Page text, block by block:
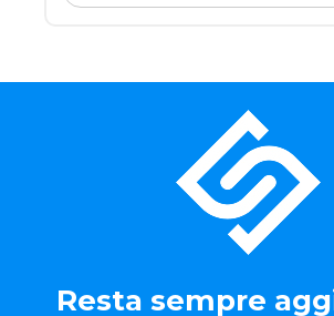
Resta sempre